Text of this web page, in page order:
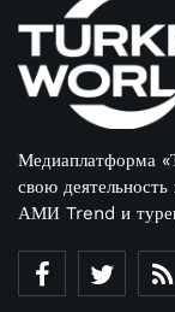
Медиаплатформа
свою деятельность
АМИ Trend и